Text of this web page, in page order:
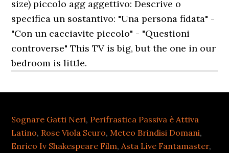
Sognare Gatti Neri, Perifrastica Passiva è Attiva
Latino, Rose Viola Scuro,Meteo Brindisi Domani,
Enrico Iv Shakespeare Film,Asta Live Fantamaster,